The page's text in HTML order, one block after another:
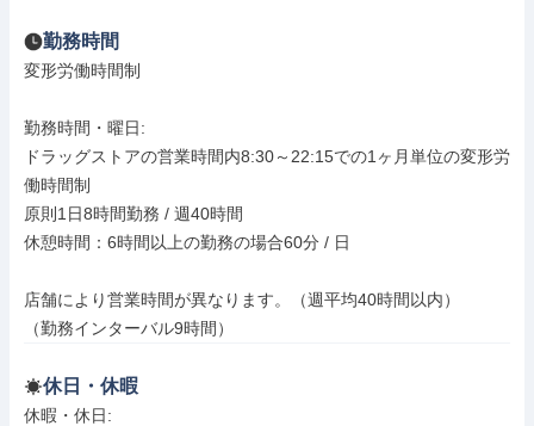
勤務時間
変形労働時間制
勤務時間・曜日:
ドラッグストアの営業時間内8:30～22:15での1ヶ月単位の変形労
働時間制
原則1日8時間勤務 / 週40時間
休憩時間：6時間以上の勤務の場合60分 / 日
店舗により営業時間が異なります。（週平均40時間以内）
（勤務インターバル9時間）
休日・休暇
休暇・休日: